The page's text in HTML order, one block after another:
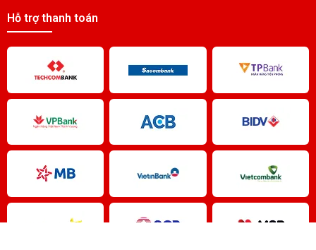
PIN EMERGENCY LIGHT 3VTA NI-CD 3.6V800MAH
PIN EMERGENCY LIGHT 2VTC NI-CD
2.4V2500MAH
PIN EMERGENCY LIGHT 10VTD NI-CD
Hỗ trợ thanh toán